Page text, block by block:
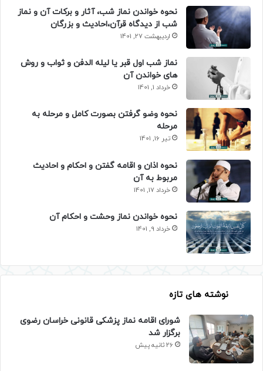
نحوه خواندن نماز شب، آثار و برکات آن و نماز
شب از دیدگاه قرآن،احادیث و بزرگان
اردیبهشت 27, 1401
نماز شب اول قبر یا لیله الدفن و ثواب و روش
های خواندن آن
خرداد 1, 1401
نحوه وضو گرفتن بصورت کامل و مرحله به
مرحله
تیر 16, 1401
نحوه اذان و اقامه گفتن و احکام و احادیث
مربوط به آن
خرداد 17, 1401
نحوه خواندن نماز وحشت و احکام آن
خرداد 9, 1401
نوشته های تازه
شورای اقامه نماز پزشکی قانونی خراسان رضوی
برگزار شد
26 ثانیه پیش